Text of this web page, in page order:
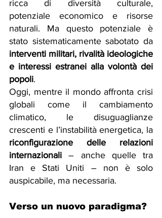
ricca di diversità culturale,
potenziale economico e risorse
naturali. Ma questo potenziale è
interventi militari, rivalità ideologiche
e interessi estranei alla volontà dei
popoli.
Oggi, mentre il mondo affronta crisi
globali come il cambiamento
climatico, le disuguaglianze
riconfigurazione delle relazioni
internazionali – anche quelle tra
Iran e Stati Uniti – non è solo
auspicabile, ma necessaria.
Verso un nuovo paradigma?